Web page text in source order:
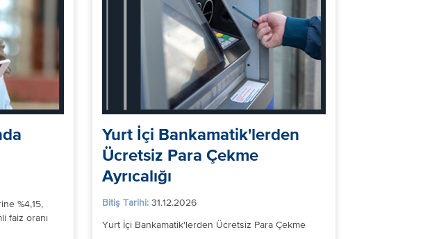
%4,15,
faiz oranı
Yurt İçi Bankamatik'lerden
Ücretsiz Para Çekme
Ayrıcalığı
Bitiş Tarihi:31.12.2026
Yurt İçi Bankamatik'lerden Ücretsiz Para Çekme